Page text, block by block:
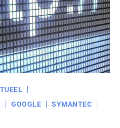
GOOGLE
SYMANTEC